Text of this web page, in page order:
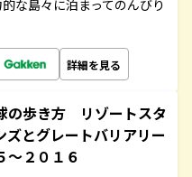
な島々に泊まってのんびり
詳細を見る
の歩き方 リゾートスタ
とグレートバリアリー
２０１６